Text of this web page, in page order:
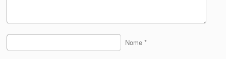
Nome *